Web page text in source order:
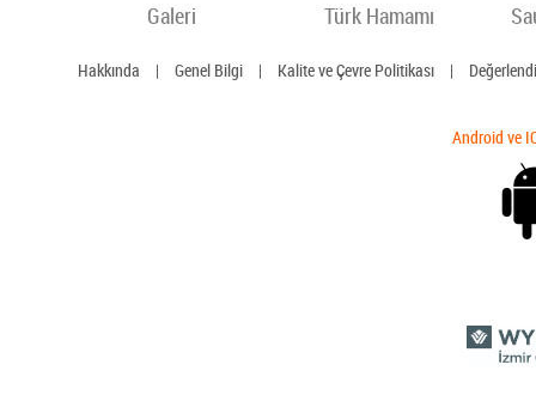
Galeri Türk Hamamı
Hakkında | Genel Bilgi | Kalite ve Çevre Politikası |
Android ve